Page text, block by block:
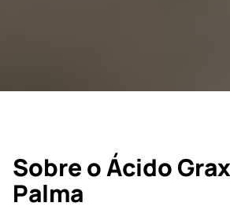
Sobre o Ácido
Palma